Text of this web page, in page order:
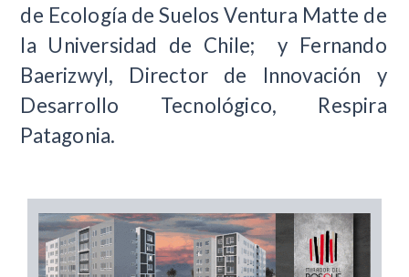
de Ecología de Suelos Ventura Matte de
la Universidad de Chile;
y Fernando
Baerizwyl, Director de Innovación y
Desarrollo Tecnológico, Respira
Patagonia.